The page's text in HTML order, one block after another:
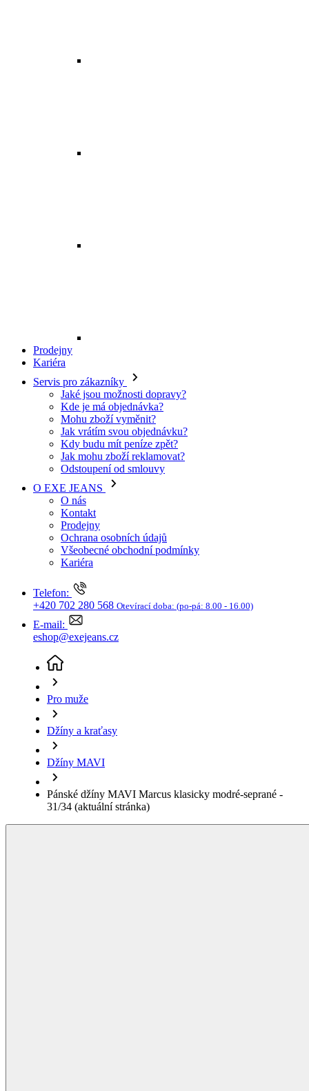
Mohu zboží vyměnit?
Jak vrátím svou objednávku?
Kdy budu mít peníze zpět?
Jak mohu zboží reklamovat?
Odstoupení od smlouvy
O EXE JEANS
O nás
Kontakt
Prodejny
Ochrana osobních údajů
Všeobecné obchodní podmínky
Kariéra
Telefon:
+420 702 280 568
E-mail:
eshop@exejeans.cz
Pro muže
Džíny MAVI
Pánské džíny MAVI Marcus klasicky modré-seprané -
31/34 (aktuální stránka)